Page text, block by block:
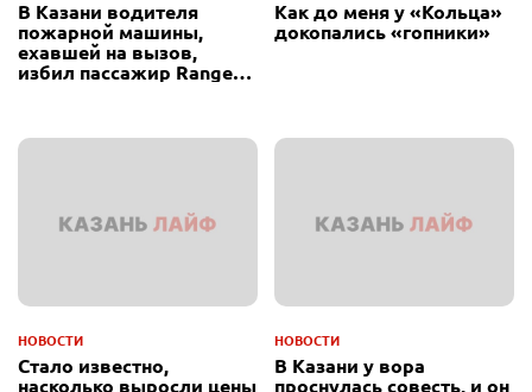
В Казани водителя
пожарной машины,
ехавшей на вызов,
избил пассажир Range
Как до меня у «Кольца»
докопались «гопники»
НОВОСТИ
Стало известно,
насколько выросли цены
НОВОСТИ
В Казани у вора
проснулась совесть, и он